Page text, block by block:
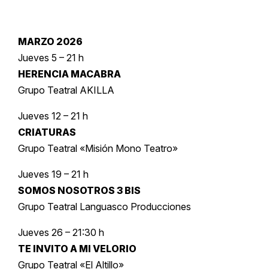
MARZO 2026
Jueves 5 – 21 h
HERENCIA MACABRA
Grupo Teatral AKILLA
Jueves 12 – 21 h
CRIATURAS
Grupo Teatral «Misión Mono Teatro»
Jueves 19 – 21 h
SOMOS NOSOTROS 3 BIS
Grupo Teatral Languasco Producciones
Jueves 26 – 21:30 h
TE INVITO A MI VELORIO
Grupo Teatral «El Altillo»